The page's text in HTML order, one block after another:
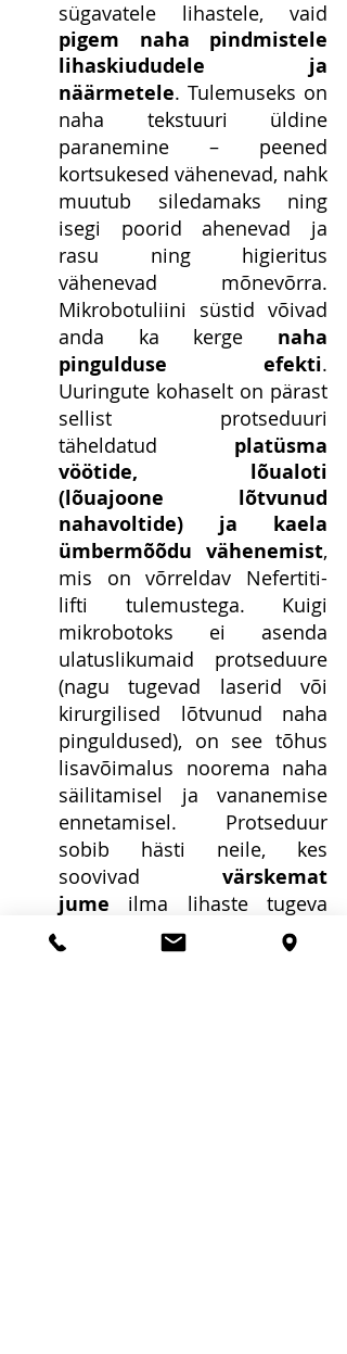
pigem naha pindmistele
lihaskiududele ja
näärmetele. Tulemuseks on
naha tekstuuri üldine
paranemine – peened
kortsukesed vähenevad, nahk
muutub siledamaks ning
isegi poorid ahenevad ja
rasu ning higieritus
vähenevad mõnevõrra.
Mikrobotuliini süstid võivad
anda ka kerge naha
pingulduse efekti.
Uuringute kohaselt on pärast
sellist protseduuri
täheldatud platüsma
vöötide, lõualoti
(lõuajoone lõtvunud
nahavoltide) ja kaela
ümbermõõdu vähenemist,
mis on võrreldav Nefertiti-
lifti tulemustega. Kuigi
mikrobotoks ei asenda
ulatuslikumaid protseduure
(nagu tugevad laserid või
kirurgilised lõtvunud naha
pinguldused), on see tõhus
lisavõimalus noorema naha
säilitamisel ja vananemise
ennetamisel. Protseduur
sobib hästi neile, kes
soovivad värskemat
jume ilma lihaste tugeva
lõõgastuse efektita – näoilme
jääb loomulik, kuid nahk